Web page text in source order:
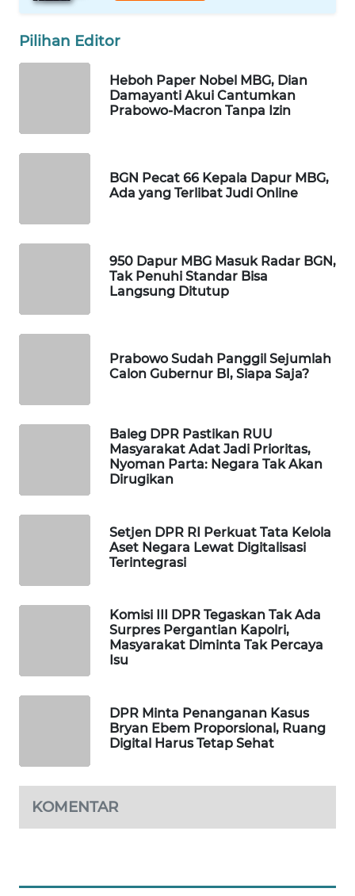
Pilihan Editor
Heboh Paper Nobel MBG, Dian
Damayanti Akui Cantumkan
Prabowo-Macron Tanpa Izin
BGN Pecat 66 Kepala Dapur MBG,
Ada yang Terlibat Judi Online
950 Dapur MBG Masuk Radar BGN,
Tak Penuhi Standar Bisa
Langsung Ditutup
Prabowo Sudah Panggil Sejumlah
Calon Gubernur BI, Siapa Saja?
Baleg DPR Pastikan RUU
Masyarakat Adat Jadi Prioritas,
Nyoman Parta: Negara Tak Akan
Dirugikan
Setjen DPR RI Perkuat Tata Kelola
Aset Negara Lewat Digitalisasi
Terintegrasi
Komisi III DPR Tegaskan Tak Ada
Surpres Pergantian Kapolri,
Masyarakat Diminta Tak Percaya
Isu
DPR Minta Penanganan Kasus
Bryan Ebem Proporsional, Ruang
Digital Harus Tetap Sehat
KOMENTAR
SPORT
WAHANA
SELEB
WAHANA
WISATA
Network
WALINKI
ID
NET